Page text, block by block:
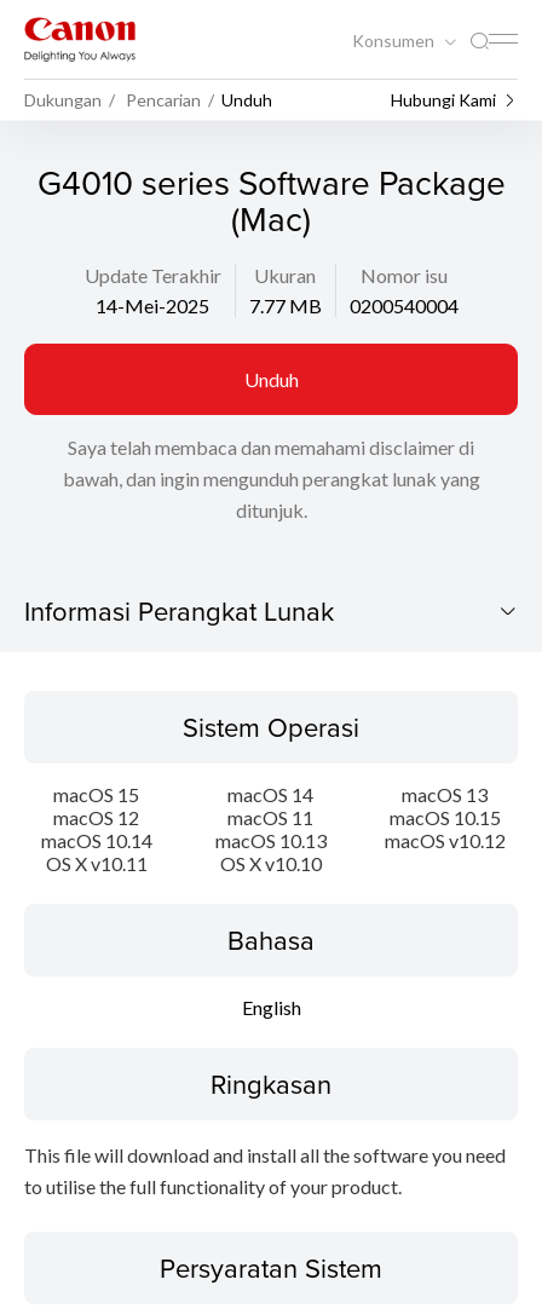
Konsumen
Dukungan Pencarian Unduh Hubungi Kami
G4010 series Software Package
(Mac)
Update Terakhir
14-Mei-2025
Ukuran
7.77 MB
Nomor isu
0200540004
Unduh
Saya telah membaca dan memahami disclaimer di
bawah, dan ingin mengunduh perangkat lunak yang
ditunjuk.
Informasi Perangkat Lunak
Ringkasan
Persyaratan Sistem
Sistem Operasi
macOS 15 macOS 14
macOS 13
macOS 12
macOS 11
macOS 10.15
macOS 10.14
macOS 10.13
macOS v10.12
OS X v10.11
OS X v10.10
Bahasa
English
Ringkasan
This file will download and install all the software you need
to utilise the full functionality of your product.
Persyaratan Sistem